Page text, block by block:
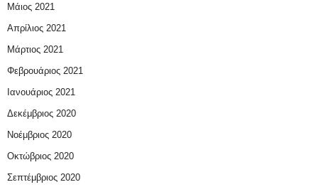
Μάιος 2021
Απρίλιος 2021
Μάρτιος 2021
Φεβρουάριος 2021
Ιανουάριος 2021
Δεκέμβριος 2020
Νοέμβριος 2020
Οκτώβριος 2020
Σεπτέμβριος 2020